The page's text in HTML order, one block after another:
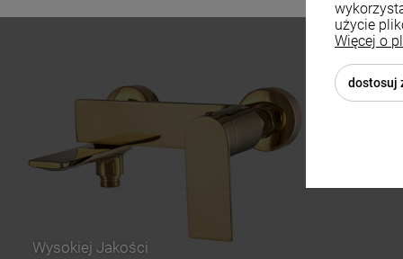
Wysokiej Jakości
użycie
Więcej o
dostosuj